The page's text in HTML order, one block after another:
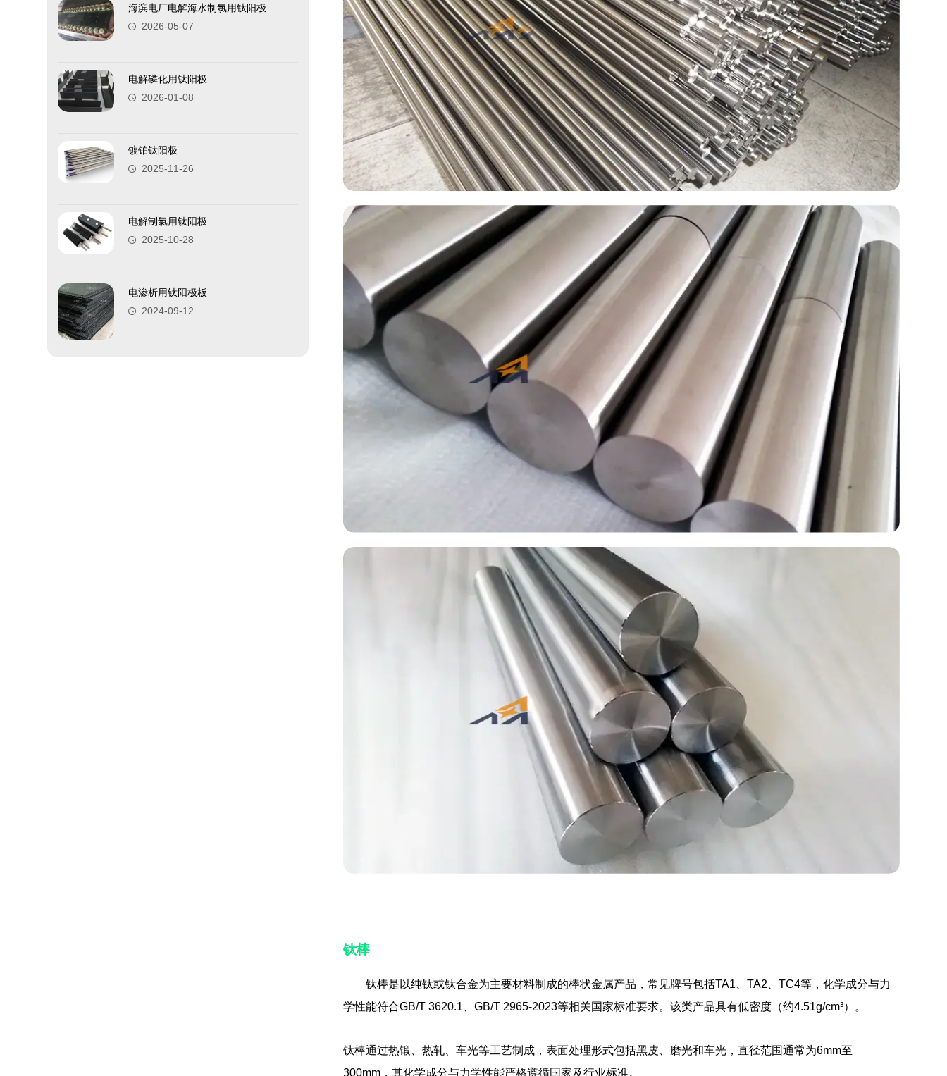
钛棒
钛棒是以纯钛或钛合金为主要材料制成的棒状金属产品，常见牌号包括TA1、TA2、TC4等，化学成分与力
学性能符合GB/T 3620.1、GB/T 2965-2023等相关国家标准要求。该类产品具有低密度（约4.51g/cm³）。
钛棒通过热锻、热轧、车光等工艺制成，表面处理形式包括黑皮、磨光和车光，直径范围通常为6mm至
300mm，其化学成分与力学性能严格遵循国家及行业标准。
海滨电厂电解海水制氯用钛阳极
2026-05-07
电解磷化用钛阳极
2026-01-08
镀铂钛阳极
2025-11-26
电解制氯用钛阳极
2025-10-28
电渗析用钛阳极板
2024-09-12